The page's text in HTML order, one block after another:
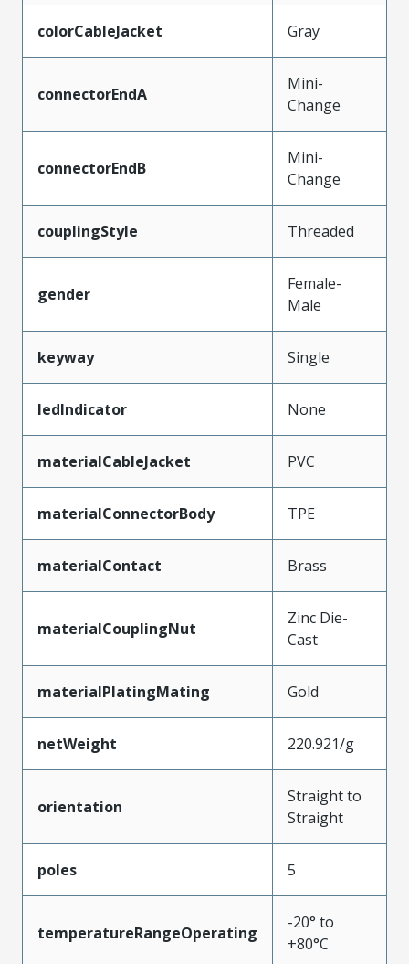
colorCableJacket Gray
connectorEndA
Mini-
Change
connectorEndB
Mini-
Change
couplingStyle Threaded
gender
Female-
Male
keyway Single
ledIndicator None
materialCableJacket PVC
materialConnectorBody TPE
materialContact Brass
materialCouplingNut
Zinc Die-
Cast
materialPlatingMating Gold
netWeight 220.921/g
orientation
Straight to
Straight
poles 5
temperatureRangeOperating
-20° to
+80°C